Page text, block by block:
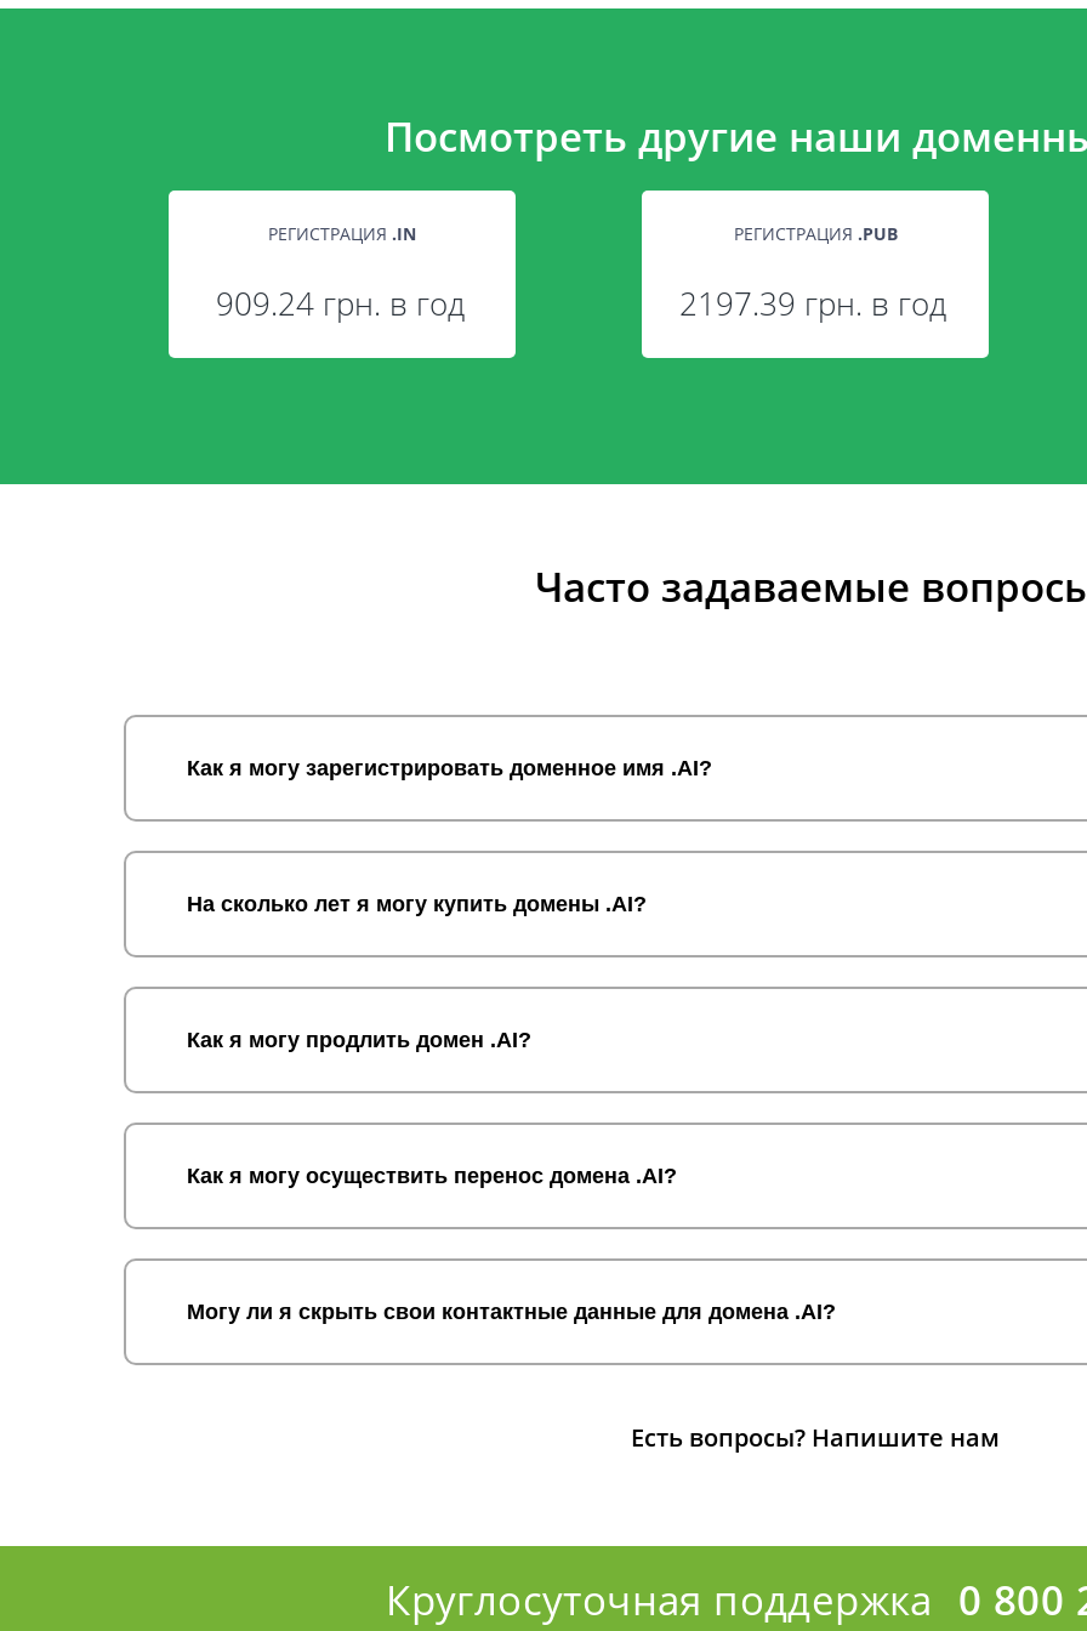
Посмотреть другие наши
РЕГИСТРАЦИЯ .IN
909.24 грн. в год
РЕГИСТРАЦИЯ .PUB
2197.39 грн. в год
Часто задаваемые
Как я могу зарегистрировать доменное имя .AI?
На сколько лет я могу купить домены .AI?
Как я могу продлить домен .AI?
Как я могу осуществить перенос домена .AI?
Могу ли я скрыть свои контактные данные для домена .AI?
Есть вопросы? Напишите нам
Круглосуточная поддержка 0 800